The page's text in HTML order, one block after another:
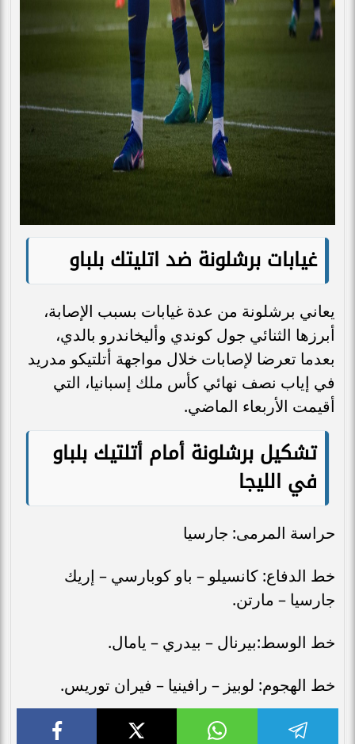
غيابات برشلونة ضد اتليتك بلباو
يعاني برشلونة من عدة غيابات بسبب الإصابة،
أبرزها الثنائي جول كوندي وأليخاندرو بالدي،
بعدما تعرضا لإصابات خلال مواجهة أتلتيكو مدريد
في إياب نصف نهائي كأس ملك إسبانيا، التي
أقيمت الأربعاء الماضي.
تشكيل برشلونة أمام أتلتيك بلباو
في الليجا
حراسة المرمى: جارسيا
خط الدفاع: كانسيلو – باو كوبارسي – إريك
جارسيا – مارتن.
خط الوسط:بيرنال – بيدري – يامال.
خط الهجوم: لوبيز – رافينيا – فيران توريس.